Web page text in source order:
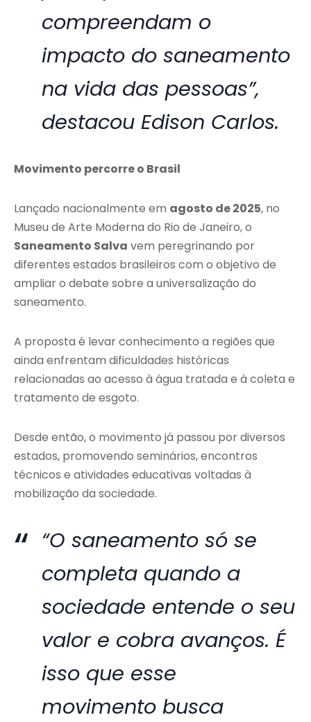
compreendam o
impacto do saneamento
na vida das pessoas”,
destacou Edison Carlos.
Movimento percorre o Brasil
Lançado nacionalmente em agosto de 2025, no
Museu de Arte Moderna do Rio de Janeiro, o
Saneamento Salva vem peregrinando por
diferentes estados brasileiros com o objetivo de
ampliar o debate sobre a universalização do
saneamento.
A proposta é levar conhecimento a regiões que
ainda enfrentam dificuldades históricas
relacionadas ao acesso à água tratada e à coleta e
tratamento de esgoto.
Desde então, o movimento já passou por diversos
estados, promovendo seminários, encontros
técnicos e atividades educativas voltadas à
mobilização da sociedade.
“O saneamento só se
completa quando a
sociedade entende o seu
valor e cobra avanços. É
isso que esse
movimento busca